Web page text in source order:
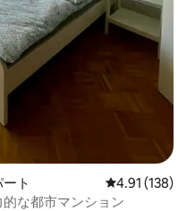
ト レビュー138
4.91 (138)
な都市マンション